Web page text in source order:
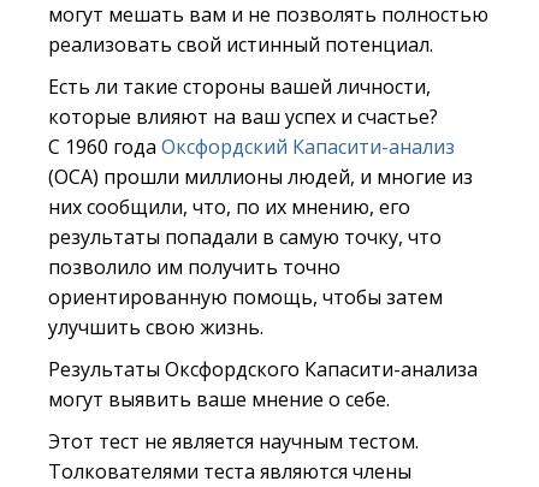
могут мешать вам и не позволять полностью
реализовать свой истинный потенциал.
Есть ли такие стороны вашей личности,
которые влияют на ваш успех и счастье?
С 1960 года Оксфордский Капасити-анализ
(ОСА) прошли миллионы людей, и многие из
них сообщили, что, по их мнению, его
результаты попадали в самую точку, что
позволило им получить точно
ориентированную помощь, чтобы затем
улучшить свою жизнь.
Результаты Оксфордского Капасити-анализа
могут выявить ваше мнение о себе.
Этот тест не является научным тестом.
Толкователями теста являются члены